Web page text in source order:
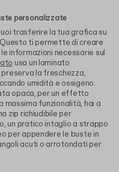
personalizzate
trasferire la tua grafica su
ti permette di creare
informazioni necessarie sul
usa un laminato
la freschezza,
umidità e ossigeno.
opaca, per un effetto
massima funzionalità, hai a
zip richiudibile per
un pratico intaglio a strappo
per appendere le buste in
acuti o arrotondati per